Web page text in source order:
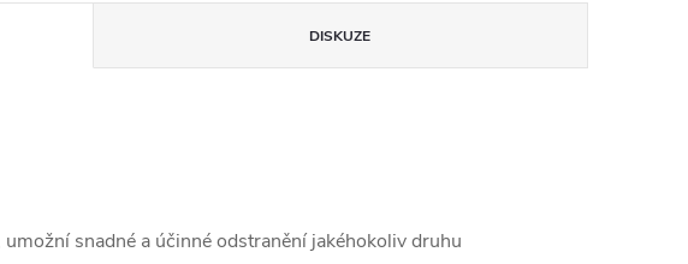
DISKUZE
snadné a účinné odstranění jakéhokoliv druhu